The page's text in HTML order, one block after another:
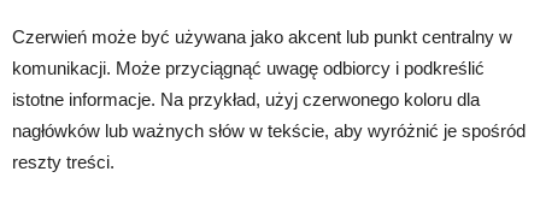
Czerwień może być używana jako akcent lub punkt centralny w
komunikacji. Może przyciągnąć uwagę odbiorcy i podkreślić
istotne informacje. Na przykład, użyj czerwonego koloru dla
nagłówków lub ważnych słów w tekście, aby wyróżnić je spośród
reszty treści.